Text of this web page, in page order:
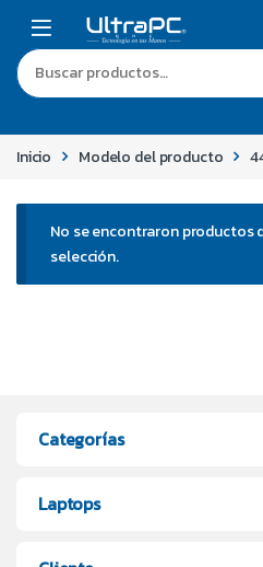
Inicio Modelo del producto
No se encontraron productos
selección.
Categorías
Laptops